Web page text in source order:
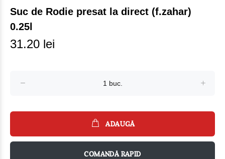
Suc de Rodie presat la direct (f.zahar)
0.25l
31.20 lei
ADAUGĂ
COMANDĂ RAPID